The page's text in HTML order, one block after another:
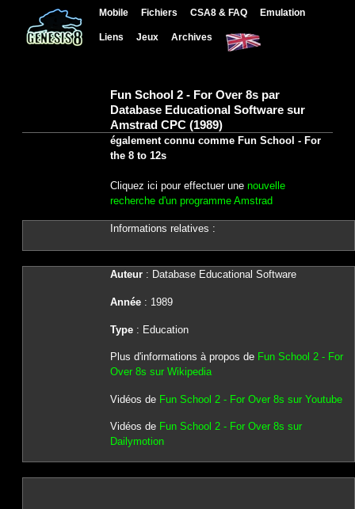
Mobile Fichiers CSA8 & FAQ Emulation
Liens Jeux Archives
Fun School 2 - For Over 8s par
Database Educational Software sur
Amstrad CPC (1989)
également connu comme Fun School - For
the 8 to 12s
Cliquez ici pour effectuer une nouvelle
recherche d'un programme Amstrad
Informations relatives :
Auteur: Database Educational Software
Année: 1989
Type: Education
Plus d'informations à propos de Fun School 2 - For
Over 8s sur Wikipedia
Vidéos de Fun School 2 - For Over 8s sur Youtube
Vidéos de Fun School 2 - For Over 8s sur
Dailymotion